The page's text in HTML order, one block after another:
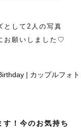
として2人の写真
お願いしました♡
！今のお気持ち